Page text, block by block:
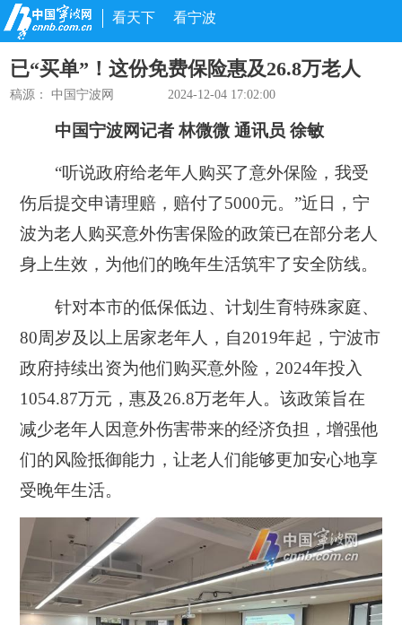
看天下 看宁波
已“买单”！这份免费保险惠及26.8万老人
稿源： 中国宁波网 2024-12-04 17:02:00
中国宁波网记者 林微微 通讯员 徐敏
“听说政府给老年人购买了意外保险，我受
伤后提交申请理赔，赔付了5000元。”近日，宁
波为老人购买意外伤害保险的政策已在部分老人
身上生效，为他们的晚年生活筑牢了安全防线。
针对本市的低保低边、计划生育特殊家庭、
80周岁及以上居家老年人，自2019年起，宁波市
政府持续出资为他们购买意外险，2024年投入
1054.87万元，惠及26.8万老年人。该政策旨在
减少老年人因意外伤害带来的经济负担，增强他
们的风险抵御能力，让老人们能够更加安心地享
受晚年生活。